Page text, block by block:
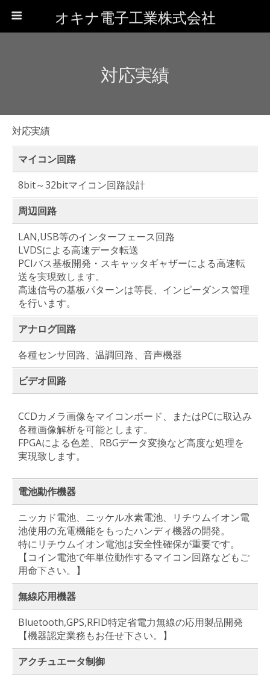
オキナ電子工業株式会社
対応実績
対応実績
マイコン回路
8bit～32bitマイコン回路設計
周辺回路
LAN,USB等のインターフェース回路
LVDSによる高速データ転送
PCIバス基板開発・スキャッタギャザーによる高速転
送を実現致します。
高速信号の基板パターンは等長、インピーダンス管理
を行います。
アナログ回路
各種センサ回路、温調回路、音声機器
ビデオ回路
CCDカメラ画像をマイコンボード、またはPCに取込み
各種画像解析を可能とします。
FPGAによる色差、RBGデータ変換など高度な処理を
実現致します。
電池動作機器
ニッカド電池、ニッケル水素電池、リチウムイオン電
池使用の充電機能をもったハンディ機器の開発。
特にリチウムイオン電池は安全性確保が重要です。
【コイン電池で年単位動作するマイコン回路などもご
用命下さい。】
無線応用機器
Bluetooth,GPS,RFID特定省電力無線の応用製品開発
【機器認定業務もお任せ下さい。】
アクチュエータ制御